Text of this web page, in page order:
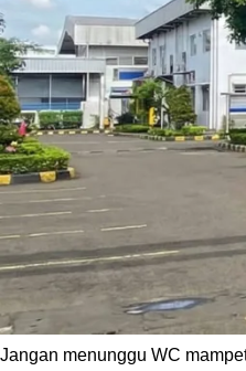
Lingkungan yang sehat harus
kali, Anda akan membutuhkan
mampet, dan lain sebagainya.
Salah satu solusi yang bisa
Kenariterpercaya. Kenari
kampungkb.bkkbn.go.id, luas
Penyedia Layanan
Jangan menunggu WC